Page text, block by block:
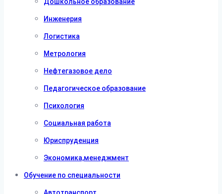
Инженерия
Логистика
Метрология
Нефтегазовое дело
Педагогическое образование
Психология
Социальная работа
Юриспруденция
Экономика,менеджмент
Обучение по специальности